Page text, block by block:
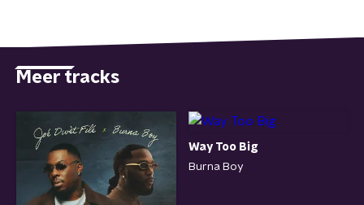
Meer tracks
Way Too Big
Burna Boy